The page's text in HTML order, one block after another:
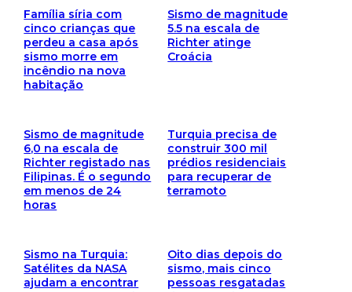
Família síria com
cinco crianças que
perdeu a casa após
sismo morre em
incêndio na nova
habitação
Sismo de magnitude
5.5 na escala de
Richter atinge
Croácia
Sismo de magnitude
6,0 na escala de
Richter registado nas
Filipinas. É o segundo
em menos de 24
horas
Turquia precisa de
construir 300 mil
prédios residenciais
para recuperar de
terramoto
Sismo na Turquia:
Satélites da NASA
ajudam a encontrar
Oito dias depois do
sismo, mais cinco
pessoas resgatadas